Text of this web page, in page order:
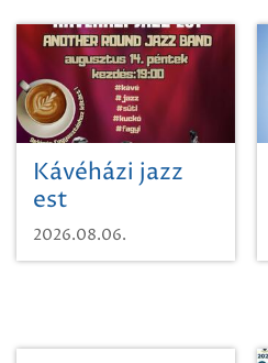
Kávéházi jazz
est
2026.08.06.